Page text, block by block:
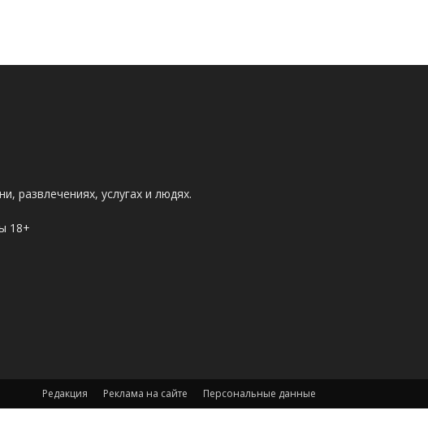
развлечениях, услугах и людях.
18+
Редакция Реклама на сайте Персональные данные